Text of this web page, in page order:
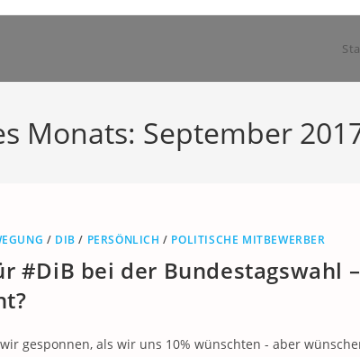
Monats: September
/ DIB / PERSÖNLICH / POLITISCHE MITBEWERBER
#DiB bei der Bundestagswahl
gesponnen, als wir uns 10% wünschten - aber